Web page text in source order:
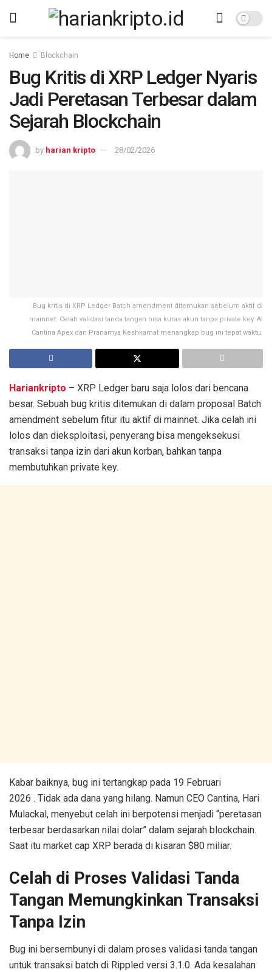
Home Blockchain
Bug Kritis di XRP Ledger Nyaris
Jadi Peretasan Terbesar dalam
Sejarah Blockchain
by harian kripto 28/02/2026
Bug kritis di XRP Ledger Batch amendment ditemukan sebelum aktif di
mainnet. Celah validasi tanda tangan bisa kuras akun tanpa private key. AI
Cantina Apex dan Pranamya Keshkamat menangkap bug ini tepat waktu.
Hariankripto – XRP Ledger baru saja lolos dari bencana
besar. Sebuah bug kritis ditemukan di dalam proposal Batch
amendment sebelum fitur itu aktif di mainnet. Jika celah ini
lolos dan dieksploitasi, penyerang bisa mengeksekusi
transaksi tanpa izin dari akun korban, bahkan tanpa
membutuhkan private key.
Kabar baiknya, bug ini tertangkap pada 19 Februari
2026 . Tidak ada dana yang hilang. Namun CEO Cantina, Hari
Mulackal, menyebut celah ini berpotensi menjadi “peretasan
terbesar berdasarkan nilai dolar” dalam sejarah blockchain.
Saat itu market cap XRP berada di kisaran $80 miliar.
Celah di Proses Validasi Tanda
Tangan Memungkinkan Transaksi
Tanpa Izin
Bug ini bersembunyi di dalam proses validasi tanda tangan
untuk transaksi batch di Rippled versi 3.1.0. Ada kesalahan